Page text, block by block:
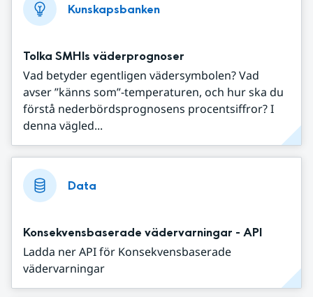
Kunskapsbanken
Tolka SMHIs väderprognoser
Vad betyder egentligen vädersymbolen? Vad
avser ”känns som”-temperaturen, och hur ska du
förstå nederbördsprognosens procentsiffror? I
denna vägled...
Data
Konsekvensbaserade vädervarningar - API
Ladda ner API för Konsekvensbaserade
vädervarningar